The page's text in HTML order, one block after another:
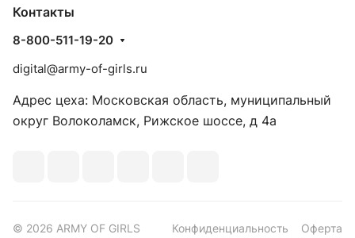
Контакты
8-800-511-19-20
digital@army-of-girls.ru
Адрес цеха: Московская область, муниципальный
округ Волоколамск, Рижское шоссе, д 4а
© 2026 ARMY OF GIRLS Конфиденциальность Оферта